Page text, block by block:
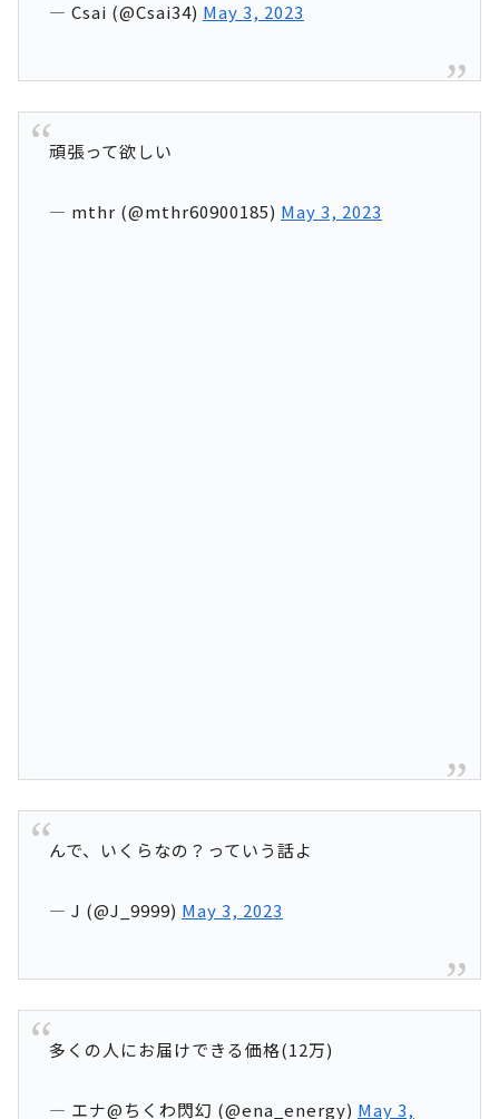
— Csai (@Csai34) May 3, 2023
頑張って欲しい
— mthr (@mthr60900185) May 3, 2023
んで、いくらなの？っていう話よ
— J (@J_9999) May 3, 2023
多くの人にお届けできる価格(12万)
— エナ@ちくわ閃幻 (@ena_energy) May 3,